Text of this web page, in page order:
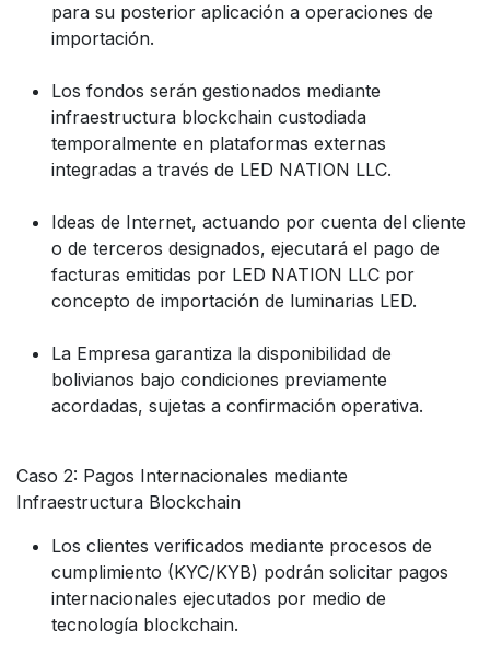
para su posterior aplicación a operaciones de
importación.
Los fondos serán gestionados mediante
infraestructura blockchain custodiada
temporalmente en plataformas externas
integradas a través de LED NATION LLC.
Ideas de Internet, actuando por cuenta del cliente
o de terceros designados, ejecutará el pago de
facturas emitidas por LED NATION LLC por
concepto de importación de luminarias LED.
La Empresa garantiza la disponibilidad de
bolivianos bajo condiciones previamente
acordadas, sujetas a confirmación operativa.
Caso 2: Pagos Internacionales mediante
Infraestructura Blockchain
Los clientes verificados mediante procesos de
cumplimiento (KYC/KYB) podrán solicitar pagos
internacionales ejecutados por medio de
tecnología blockchain.